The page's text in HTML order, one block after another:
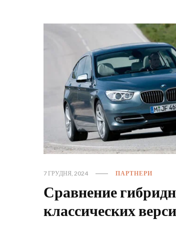
7 ГРУДНЯ, 2024 ПАРТНЕРИ
Сравнение
классических